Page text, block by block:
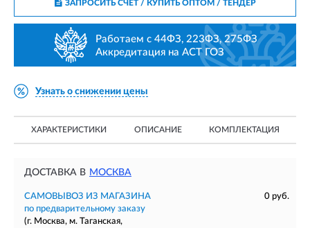
ЗАПРОСИТЬ СЧЕТ / КУПИТЬ ОПТОМ/ ТЕНДЕР
Работаем с 44ФЗ, 223ФЗ, 275ФЗ
Аккредитация на АСТ ГОЗ
Узнать о снижении цены
ХАРАКТЕРИСТИКИ ОПИСАНИЕ КОМПЛЕКТАЦИЯ
ДОСТАВКА В МОСКВА
САМОВЫВОЗ ИЗ МАГАЗИНА
0 руб.
по предварительному заказу
(г. Москва, м. Таганская,